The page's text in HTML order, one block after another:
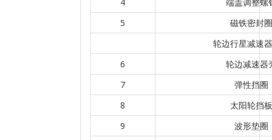
5
磁铁密封圈
轮边行星减速
6
轮边减速器
7
弹性挡圈
8
太阳轮挡板
9
波形垫圈